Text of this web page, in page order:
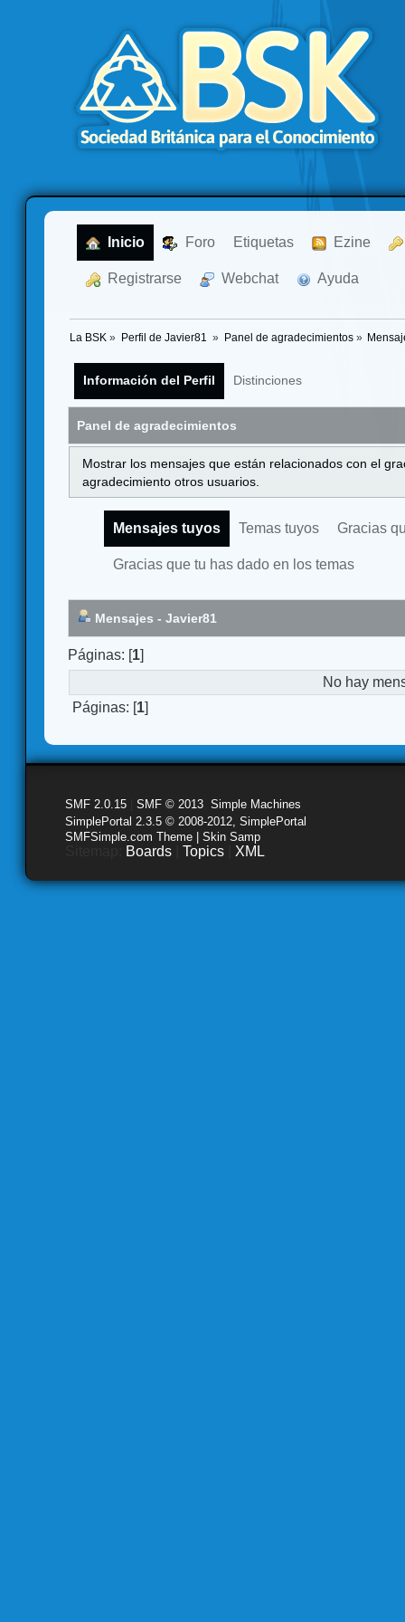
Inicio Foro Etiquetas Ezine
Registrarse Webchat Ayuda
La BSK » Perfil de Javier81 » Panel de agradecimientos»
Información del Perfil Distinciones
Panel de agradecimientos
Mostrar los mensajes que están relacionados con el
agradecimiento otros usuarios.
Mensajes tuyos Temas tuyos Gracias
Gracias que tu has dado en los temas
Mensajes - Javier81
Páginas: [1]
No hay
Páginas: [1]
SMF 2.0.15 SMF © 2013 Simple Machines
SimplePortal 2.3.5 © 2008-2012, SimplePortal
SMFSimple.com Theme | Skin Samp
Boards Topics XML